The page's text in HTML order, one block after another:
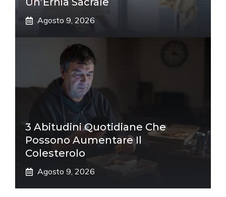
Agosto 9, 2026
3 Abitudini Quotidiane Che
Possono Aumentare Il
Colesterolo
Agosto 9, 2026